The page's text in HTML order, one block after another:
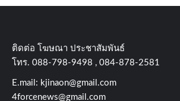
ติดต่อ​ โฆษณา​ ประชาสัมพันธ์
โทร​. 088-798-9498 , 084-878-2581
E.mail: kjinaon@gmail.com
4forcenews@gmail.com